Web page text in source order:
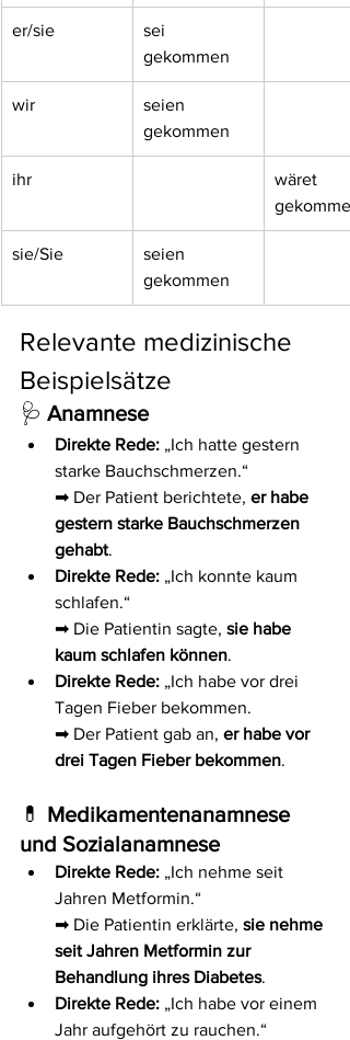
er/sie
sei
gekommen
wir
seien
gekommen
ihr
wäret
sie/Sie
seien
gekommen
Relevante medizinische
Beispielsätze
🩺 Anamnese
Direkte Rede: „Ich hatte gestern
starke Bauchschmerzen.“
➡ Der Patient berichtete, er habe
gestern starke Bauchschmerzen
gehabt.
Direkte Rede: „Ich konnte kaum
schlafen.“
➡ Die Patientin sagte, sie habe
kaum schlafen können.
Direkte Rede: „Ich habe vor drei
Tagen Fieber bekommen.
➡ Der Patient gab an, er habe vor
drei Tagen Fieber bekommen.
💊 Medikamentenanamnese
und Sozialanamnese
Direkte Rede: „Ich nehme seit
Jahren Metformin.“
➡ Die Patientin erklärte, sie nehme
seit Jahren Metformin zur
Behandlung ihres Diabetes.
Direkte Rede: „Ich habe vor einem
Jahr aufgehört zu rauchen.“